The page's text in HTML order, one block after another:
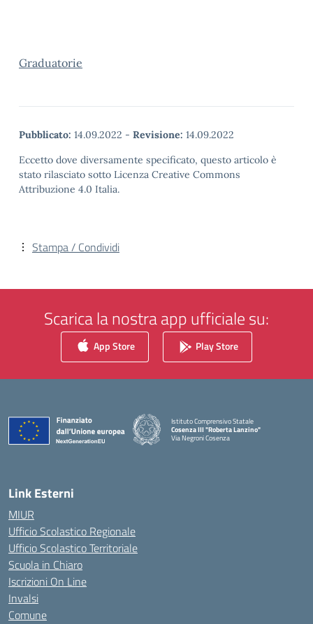
Graduatorie
Pubblicato: 14.09.2022 - Revisione: 14.09.2022
Eccetto dove diversamente specificato, questo articolo è
stato rilasciato sotto Licenza Creative Commons
Attribuzione 4.0 Italia.
Stampa / Condividi
Scarica la nostra app ufficiale su:
App Store Play Store
Istituto Comprensivo Statale
Cosenza III "Roberta Lanzino"
Via Negroni Cosenza
— Visita la pagina iniziale della scuola
Link Esterni
MIUR
Ufficio Scolastico Regionale
Ufficio Scolastico Territoriale
Scuola in Chiaro
Iscrizioni On Line
Invalsi
Comune